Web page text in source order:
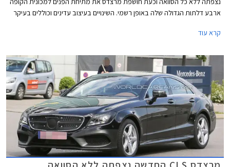
ארבע דלתות הגדולה שלה באופן רשמי. השינויים בעיצוב עדינים וכוללים בעיקר
השבכה הקדמית עודכנה גם היא ומציגה כעת פס כרום מרכזי אחד כשמסביבו
קרא עוד